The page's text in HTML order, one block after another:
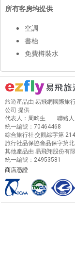
所有客房均提供
空調
書枱
免費樽裝水